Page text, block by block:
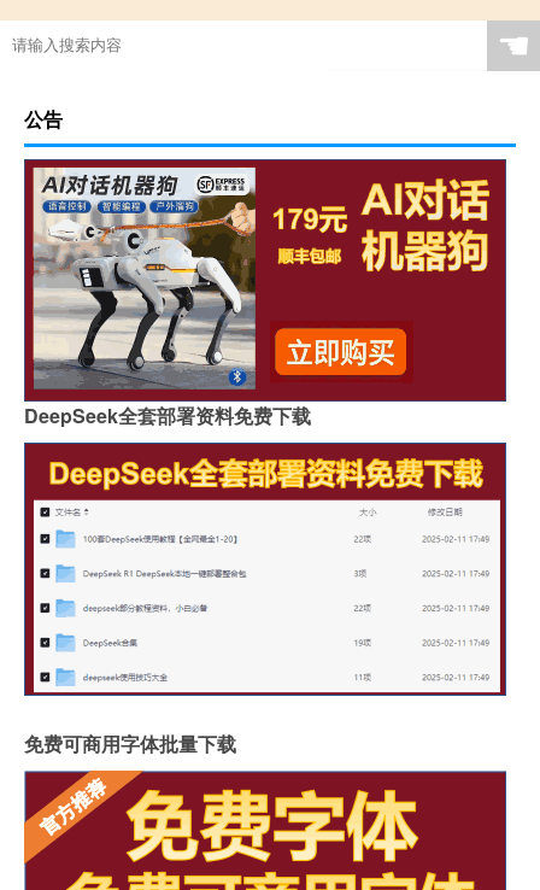
☚
公告
DeepSeek全套部署资料免费下载
免费可商用字体批量下载